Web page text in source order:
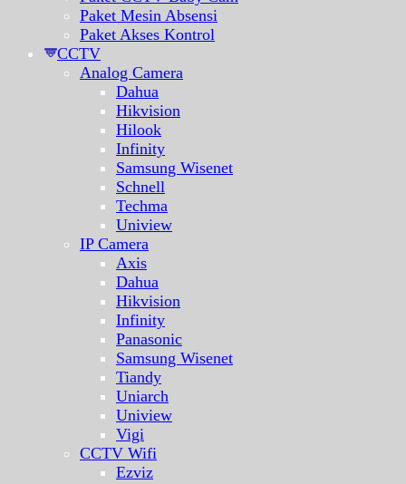
Paket Mesin Absensi
Paket Akses Kontrol
CCTV
Analog Camera
Dahua
Hikvision
Hilook
Infinity
Samsung Wisenet
Schnell
Techma
Uniview
IP Camera
Axis
Dahua
Hikvision
Infinity
Panasonic
Samsung Wisenet
Tiandy
Uniarch
Uniview
Vigi
CCTV Wifi
Ezviz